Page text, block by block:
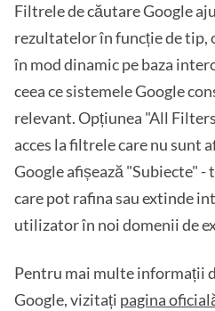
Filtrele de căutare Google
rezultatelor în funcție de tip,
în mod dinamic pe baza
ceea ce sistemele Google
relevant. Opțiunea "All
acces la filtrele care nu sunt
Google afișează "Subiecte"
care pot rafina sau extinde
utilizator în noi domenii de
Pentru mai multe informații
Google, vizitați pagina